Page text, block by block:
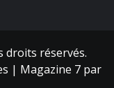
droits réservés.
| Magazine 7 par